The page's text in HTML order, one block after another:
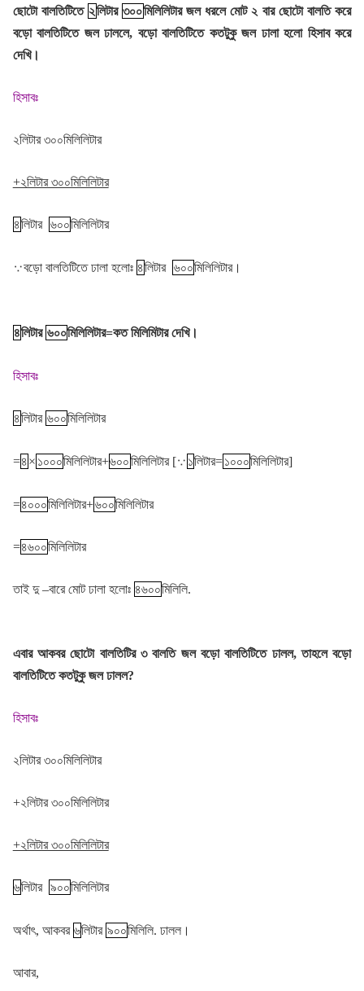
ছোটো বালতিটিতে ২লিটার ৩০০মিলিলিটার জল ধরলে মোট ২ বার ছোটো বালতি করে
বড়ো বালতিটিতে জল ঢাললে, বড়ো বালতিটিতে কতটুকু জল ঢালা হলো হিসাব করে
দেখি।
হিসাবঃ
২লিটার ৩০০মিলিলিটার
+২লিটার ৩০০মিলিলিটার
৪লিটার ৬০০মিলিলিটার
∵বড়ো বালতিটিতে ঢালা হলোঃ ৪লিটার ৬০০মিলিলিটার।
৪লিটার ৬০০মিলিলিটার=কত মিলিমিটার দেখি।
হিসাবঃ
৪লিটার ৬০০মিলিলিটার
=৪× ১০০০মিলিলিটার+৬০০মিলিলিটার [∵ ১লিটার=১০০০মিলিলিটার]
=৪০০০মিলিলিটার+৬০০মিলিলিটার
=৪৬০০মিলিলিটার
তাই দু –বারে মোট ঢালা হলোঃ ৪৬০০মিলিলি.
এবার আকবর ছোটো বালতিটির ৩ বালতি জল বড়ো বালতিটিতে ঢালল, তাহলে বড়ো
বালতিটিতে কতটুকু জল ঢালল?
হিসাবঃ
২লিটার ৩০০মিলিলিটার
+২লিটার ৩০০মিলিলিটার
+২লিটার ৩০০মিলিলিটার
৬লিটার ৯০০মিলিলিটার
অর্থাৎ, আকবর ৬লিটার ৯০০মিলিলি. ঢালল।
আবার,